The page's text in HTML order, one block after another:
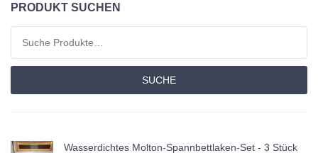
PRODUKT SUCHEN
SUCHE
Wasserdichtes Molton-Spannbettlaken-Set - 3 Stück